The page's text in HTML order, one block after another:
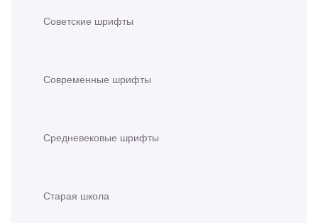
Советские шрифты
Современные шрифты
Средневековые шрифты
Старая школа